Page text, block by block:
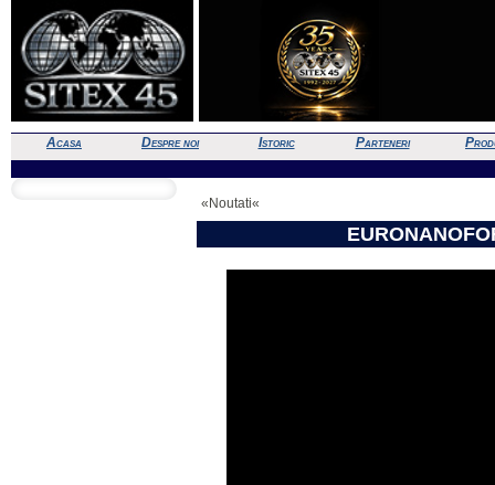
Acasa Despre noi Istoric Parteneri
«Noutati«